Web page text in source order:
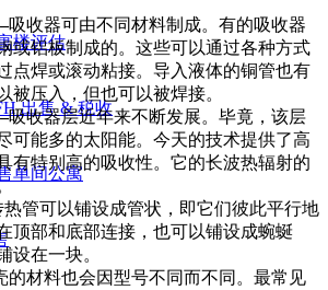
楼评估
出售 & 税收
单间公寓
吸收器可由不同材料制成。有的吸收器
或铝板制成的。这些可以通过各种方式
点焊或滚动粘接。导入液体的铜管也有
被压入，但也可以被焊接。
吸收器层近年来不断发展。毕竟，该层
可能多的太阳能。今天的技术提供了高
有特别高的吸收性。它的长波热辐射的
热管可以铺设成管状，即它们彼此平行地
顶部和底部连接，也可以铺设成蜿蜒
设在一块。
的材料也会因型号不同而不同。最常见